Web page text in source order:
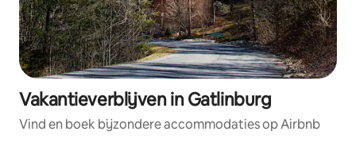
Vakantieverblijven in Gatlinburg
Vind en boek bijzondere accommodaties op Airbnb